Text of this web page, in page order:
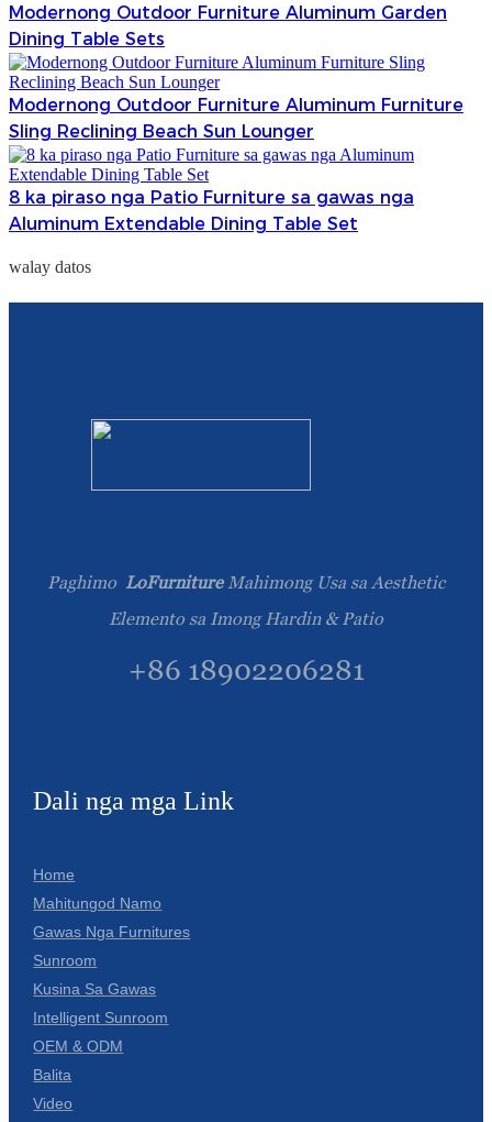
Modernong Outdoor Furniture Aluminum Garden
Dining Table Sets
Modernong Outdoor Furniture Aluminum Furniture
Sling Reclining Beach Sun Lounger
8 ka piraso nga Patio Furniture sa gawas nga
Aluminum Extendable Dining Table Set
walay datos
Paghimo LoFurnitureMahimong Usa sa Aesthetic
Elemento sa Imong Hardin & Patio
+86 18902206281
Dali nga mga Link
Home
Mahitungod Namo
Gawas Nga Furnitures
Sunroom
Kusina Sa Gawas
Intelligent Sunroom
OEM & ODM
Balita
Video